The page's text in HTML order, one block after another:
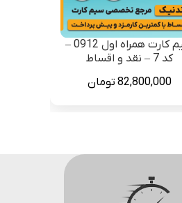
سیم کارت همراه اول 0912 –
کد 7 – نقد و اقساط
82,800,000 تومان